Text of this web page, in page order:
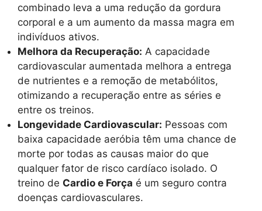
combinado leva a uma redução da gordura
corporal e a um aumento da massa magra em
indivíduos ativos.
Melhora da Recuperação: A capacidade
cardiovascular aumentada melhora a entrega
de nutrientes e a remoção de metabólitos,
otimizando a recuperação entre as séries e
entre os treinos.
Longevidade Cardiovascular: Pessoas com
baixa capacidade aeróbia têm uma chance de
morte por todas as causas maior do que
qualquer fator de risco cardíaco isolado. O
treino de Cardio e Força é um seguro contra
doenças cardiovasculares.